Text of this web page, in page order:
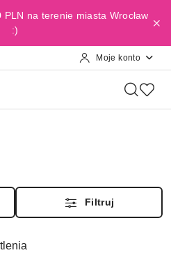
na terenie miasta Wrocław
:)
Moje konto
Filtruj